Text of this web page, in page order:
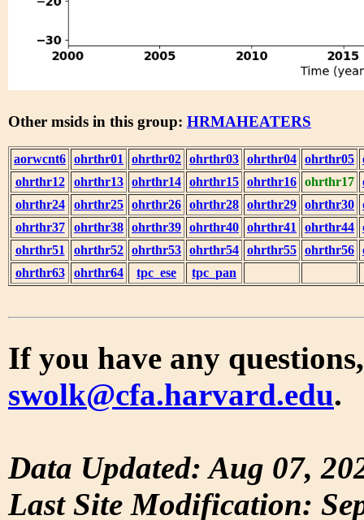
Other msids in this group: HRMAHEATERS
aorwcnt6 ohrthr01 ohrthr02 ohrthr03 ohrthr04 ohrthr05
ohrthr12
ohrthr13 ohrthr14 ohrthr15 ohrthr16 ohrthr17
ohrthr24
ohrthr25 ohrthr26 ohrthr28 ohrthr29 ohrthr30
ohrthr37
ohrthr38 ohrthr39 ohrthr40 ohrthr41 ohrthr44
ohrthr51
ohrthr52 ohrthr53 ohrthr54 ohrthr55 ohrthr56
ohrthr63
ohrthr64 tpc_ese tpc_pan
If you have any
swolk@cfa.harvard.edu.
Data Updated: Aug 07,
Last Site Modification: